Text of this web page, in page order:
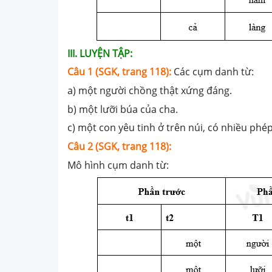
III. LUYỆN TẬP:
Câu 1 (SGK, trang 118): Các cụm danh từ:
a) một người chồng thật xứng đáng.
b) một lưỡi búa của cha.
c) một con yêu tinh ở trên núi, có nhiều
Câu 2 (SGK, trang 118):
Mô hình cụm danh từ: